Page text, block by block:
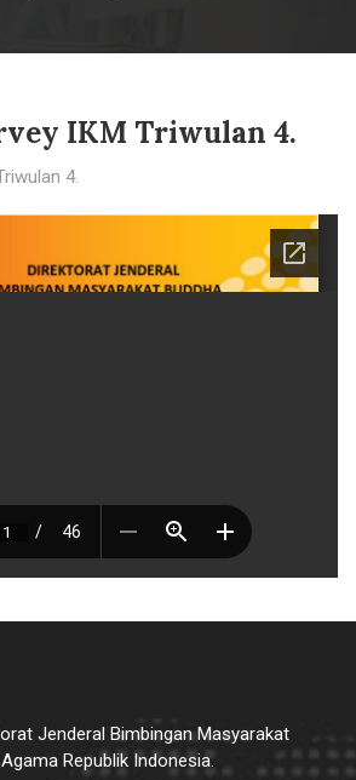
IKM Triwulan 4.
4.
Jenderal Bimbingan Masyarakat
Republik Indonesia.